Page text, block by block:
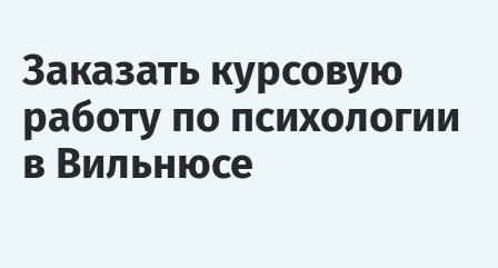
Заказать курсовую
работу по психологии
в Вильнюсе